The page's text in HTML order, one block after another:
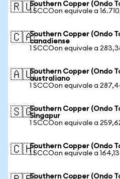
🇷🇺Southern Copper (Ondo
1 SCCOon equivale a
🇨🇦Southern Copper (Ondo
canadiense
1 SCCOon equivale a
🇦🇺Southern Copper (Ondo
australiano
1 SCCOon equivale a
🇸🇬Southern Copper (Ondo
Singapur
1 SCCOon equivale a
🇨🇭Southern Copper (Ondo
1 SCCOon equivale a
Southern Copper (Ondo